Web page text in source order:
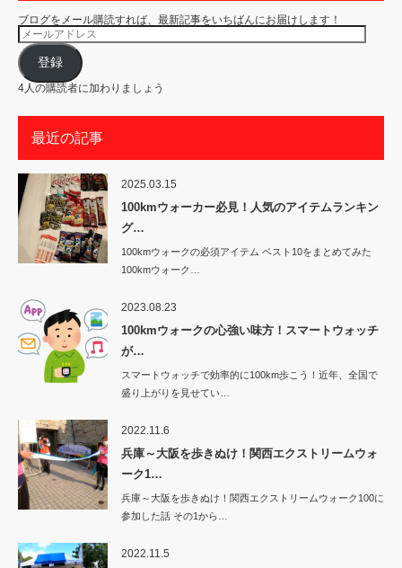
ブログをメール購読すれば、最新記事をいちばんにお届けします！
メ
ー
ル
ア
ド
レ
ス
登録
4人の購読者に加わりましょう
最近の記事
2025.03.15
100kmウォーカー必見！人気のアイテムランキン
グ…
100kmウォークの必須アイテム ベスト10をまとめてみた
100kmウォーク…
2023.08.23
100kmウォークの心強い味方！スマートウォッチ
が…
スマートウォッチで効率的に100km歩こう！近年、全国で
盛り上がりを見せてい…
2022.11.6
兵庫～大阪を歩きぬけ！関西エクストリームウォ
ーク1…
兵庫～大阪を歩きぬけ！関西エクストリームウォーク100に
参加した話 その1から…
2022.11.5